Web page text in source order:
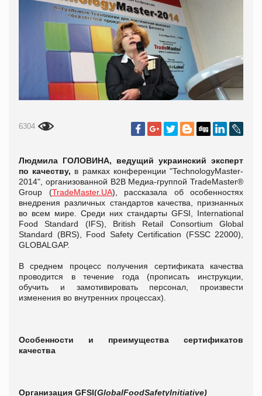
6304
Людмила ГОЛОВИНА, ведущий украинский эксперт
по качеству, в рамках конференции "TechnologyMaster-
2014", организованной В2В Медиа-группой TradeMaster®
Group (TradeMaster.UA), рассказала об особенностях
внедрения различных стандартов качества, признанных
во всем мире. Среди них стандарты GFSI, International
Food Standard (IFS), British Retail Consortium Global
Standard (BRS), Food Safety Certification (FSSC 22000),
GLOBALGAP.
В среднем процесс получения сертификата качества
проводится в течение года (прописать инструкции,
обучить и замотивировать персонал, произвести
изменения во внутренних процессах).
Особенности и преимущества сертификатов
качества
Организация GFSI(GlobalFoodSafetyInitiative)